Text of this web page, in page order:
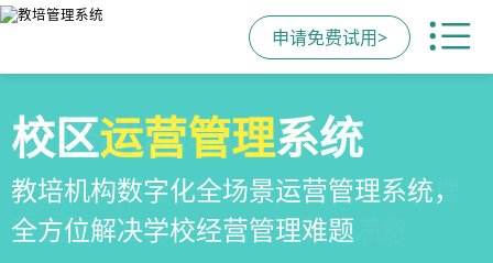
申请免费试用>
全场景招生方案
全场景招生方案+产品矩阵，帮助教育机
构低成本实现生源指数级增长
教培机构小程序
一部手机链接机构、学员、家长，管理
更便捷，互动零距离，体验更满意
校区运营管理系统
教培机构数字化全场景运营管理系统，
全方位解决学校经营管理难题